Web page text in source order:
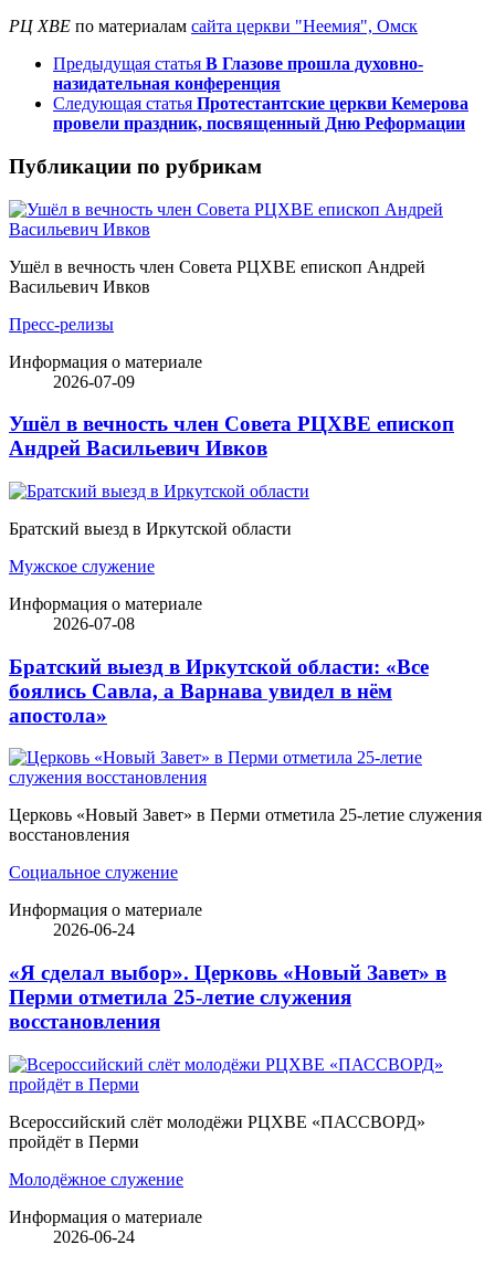
РЦ ХВЕ по материалам сайта церкви "Неемия", Омск
Предыдущая статья В Глазове прошла духовно-
назидательная конференция
Следующая статья Протестантские церкви Кемерова
провели праздник, посвященный Дню Реформации
Публикации по рубрикам
Ушёл в вечность член Совета РЦХВЕ епископ Андрей
Васильевич Ивков
Пресс-релизы
Информация о материале
2026-07-09
Ушёл в вечность член Совета РЦХВЕ епископ
Андрей Васильевич Ивков
Братский выезд в Иркутской области
Мужское служение
Информация о материале
2026-07-08
Братский выезд в Иркутской области: «Все
боялись Савла, а Варнава увидел в нём
апостола»
Церковь «Новый Завет» в Перми отметила 25-летие служения
восстановления
Социальное служение
Информация о материале
2026-06-24
«Я сделал выбор». Церковь «Новый Завет» в
Перми отметила 25-летие служения
восстановления
Всероссийский слёт молодёжи РЦХВЕ «ПАССВОРД»
пройдёт в Перми
Молодёжное служение
Информация о материале
2026-06-24